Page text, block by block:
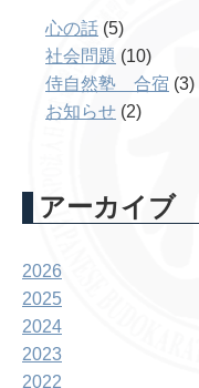
心の話 (5)
社会問題 (10)
侍自然塾 合宿 (3)
お知らせ (2)
アーカイブ
2026
2025
2024
2023
2022